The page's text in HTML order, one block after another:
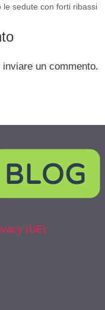
le sedute con forti ribassi
inviare un commento.
(UE)